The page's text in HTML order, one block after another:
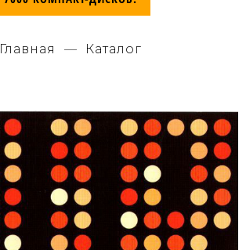
Главная Каталог